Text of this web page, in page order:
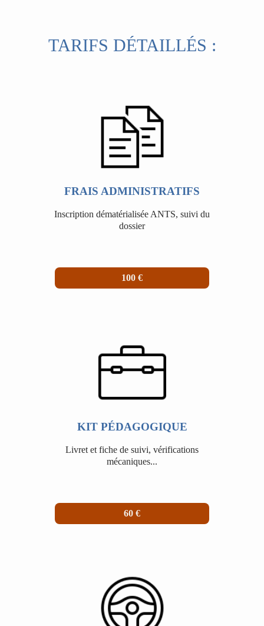
TARIFS DÉTAILLÉS :
FRAIS ADMINISTRATIFS
Inscription dématérialisée ANTS, suivi du
dossier
100 €
KIT PÉDAGOGIQUE
Livret et fiche de suivi, vérifications
mécaniques...
60 €